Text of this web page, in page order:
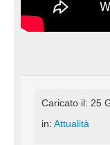
Caricato il: 25
in: Attualità